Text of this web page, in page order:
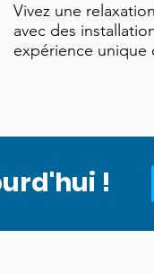
Vivez une
avec des
expérience unique
!